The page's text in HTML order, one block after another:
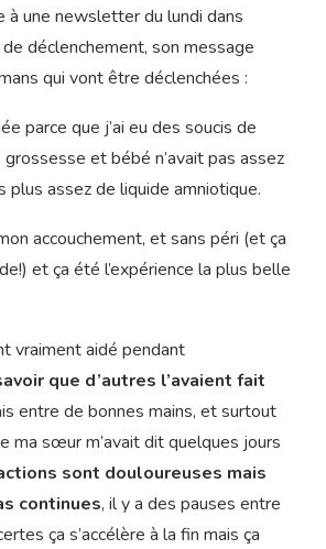
à une newsletter du lundi dans
déclenchement, son message
qui vont être déclenchées :
parce que j’ai eu des soucis de
et bébé n’avait pas assez
plus assez de liquide amniotique.
accouchement, et sans péri (et ça
et ça été l’expérience la plus belle
vraiment aidé pendant
que d’autres l’avaient fait
entre de bonnes mains, et surtout
ma sœur m’avait dit quelques jours
sont douloureuses mais
continues, il y a des pauses entre
ça s’accélère à la fin mais ça